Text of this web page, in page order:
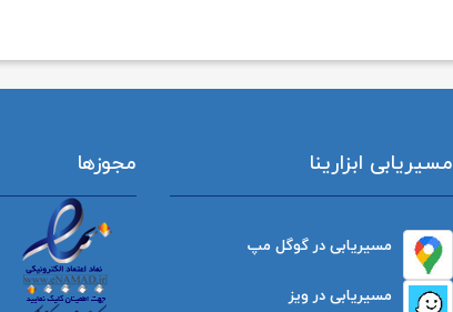
مسیریابی ابزارینا
مسیریابی در گوگل مپ
مسیریابی در ویز
مجوزها